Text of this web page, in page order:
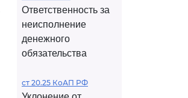
Ответственность за
неисполнение
денежного
обязательства
ст 20.25 КоАП РФ